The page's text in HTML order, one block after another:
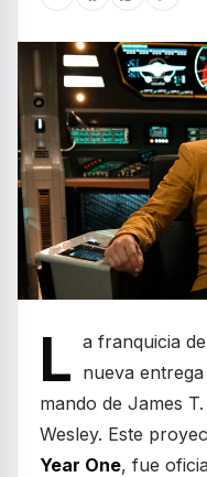
L a franquicia
nueva
mando de James
Wesley. Este
Year One, fue